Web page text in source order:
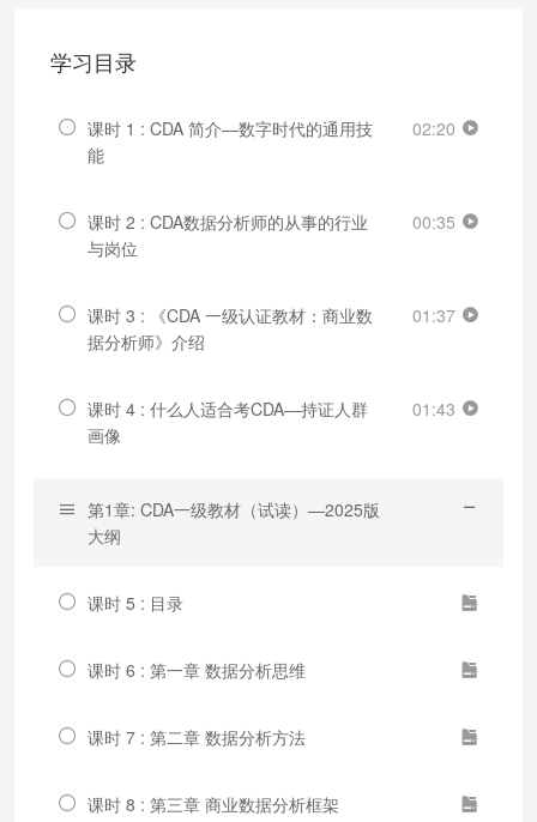
学习目录
课时 1 : CDA 简介—数字时代的通用技
能
02:20
课时 2 : CDA数据分析师的从事的行业
与岗位
00:35
课时 3 : 《CDA 一级认证教材：商业数
据分析师》介绍
01:37
课时 4 : 什么人适合考CDA—持证人群
画像
01:43
第1章: CDA一级教材（试读）—2025版
大纲
课时 5 : 目录
课时 6 : 第一章 数据分析思维
课时 7 : 第二章 数据分析方法
课时 8 : 第三章 商业数据分析框架